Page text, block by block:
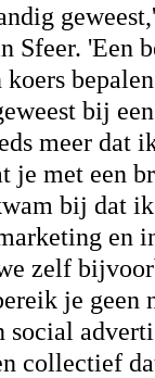
Sfeer. 'Een
bij
meer dat
je met een
bij dat ik
en
zelf
je geen
social
collectief